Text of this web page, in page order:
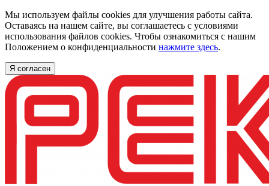
Мы используем файлы cookies для улучшения работы сайта.
Оставаясь на нашем сайте, вы соглашаетесь с условиями
использования файлов cookies. Чтобы ознакомиться с нашим
Положением о конфиденциальности нажмите здесь.
Я согласен